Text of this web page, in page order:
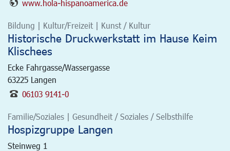
www.hola-hispanoamerica.de
Bildung | Kultur/Freizeit | Kunst / Kultur
Historische Druckwerkstatt im Hause Keim
Klischees
Ecke Fahrgasse/Wassergasse
63225 Langen
06103 9141-0
Familie/Soziales | Gesundheit / Soziales / Selbsthilfe
Hospizgruppe Langen
Steinweg 1